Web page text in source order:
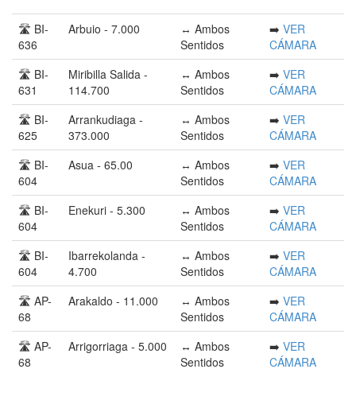
🛣️ BI-
636
Arbuio - 7.000
↔️ Ambos
Sentidos
➡️ VER
CÁMARA
🛣️ BI-
631
Miribilla Salida -
114.700
↔️ Ambos
Sentidos
➡️ VER
CÁMARA
🛣️ BI-
625
Arrankudiaga -
373.000
↔️ Ambos
Sentidos
➡️ VER
CÁMARA
🛣️ BI-
604
Asua - 65.00
↔️ Ambos
Sentidos
➡️ VER
CÁMARA
🛣️ BI-
604
Enekuri - 5.300
↔️ Ambos
Sentidos
➡️ VER
CÁMARA
🛣️ BI-
604
Ibarrekolanda -
4.700
↔️ Ambos
Sentidos
➡️ VER
CÁMARA
🛣️ AP-
68
Arakaldo - 11.000
↔️ Ambos
Sentidos
➡️ VER
CÁMARA
🛣️ AP-
68
Arrigorriaga - 5.000
↔️ Ambos
Sentidos
➡️ VER
CÁMARA